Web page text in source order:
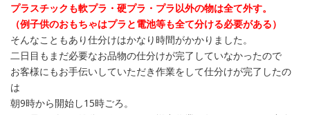
プラスチックも軟プラ・硬プラ・プラ以外の物は全て外す。
（例子供のおもちゃはプラと電池等も全て分ける必要がある）
そんなこともあり仕分けはかなり時間がかかりました。
二日目もまだ必要なお品物の仕分けが完了していなかったので
お客様にもお手伝いしていただき作業をして仕分けが完了したの
は
朝9時から開始し15時ごろ。